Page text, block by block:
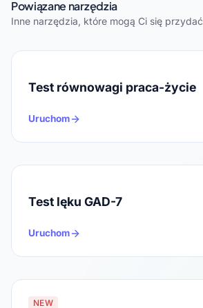
Powiązane narzędzia
Inne narzędzia, które mogą Ci się przydać
Test równowagi praca-życie
Uruchom
Test lęku GAD-7
Uruchom
NEW